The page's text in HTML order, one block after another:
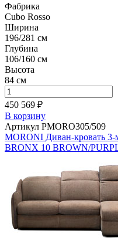
Фабрика
Cubo Rosso
Ширина
196/281 см
Глубина
106/160 см
Высота
84 см
450 569 ₽
В корзину
Артикул PMORO305/509
MORONI Диван-кровать 3-
BRONX 10 BROWN/